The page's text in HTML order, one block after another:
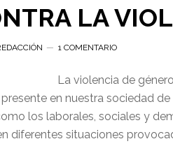
LA
1 COMENTARIO
La violencia de
en nuestra sociedad
los laborales, sociales y
diferentes situaciones